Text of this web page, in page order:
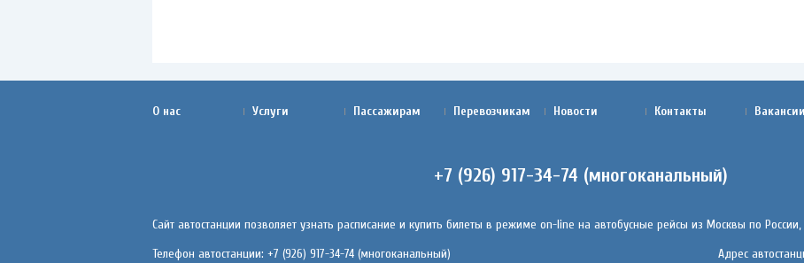
О нас Услуги Пассажирам Перевозчикам Новости Контакты Вакансии
+7 (926) 917-34-74 (многоканальный)
Сайт автостанции позволяет узнать расписание и купить билеты в режиме on-line на автобусные рейсы из Москвы по
Телефон автостанции: +7 (926) 917-34-74 (многоканальный)
Адрес